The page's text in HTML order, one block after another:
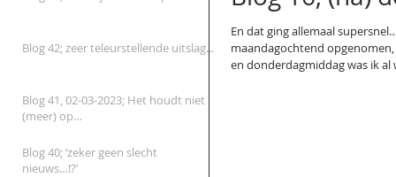
En dat ging allemaal
maandagochtend opgenomen,
en donderdagmiddag was ik al
Blog 42; zeer teleurstellende uitslag...
Blog 41, 02-03-2023; Het houdt niet
(meer) op…
Blog 40; ‘zeker geen slecht
nieuws…!?’